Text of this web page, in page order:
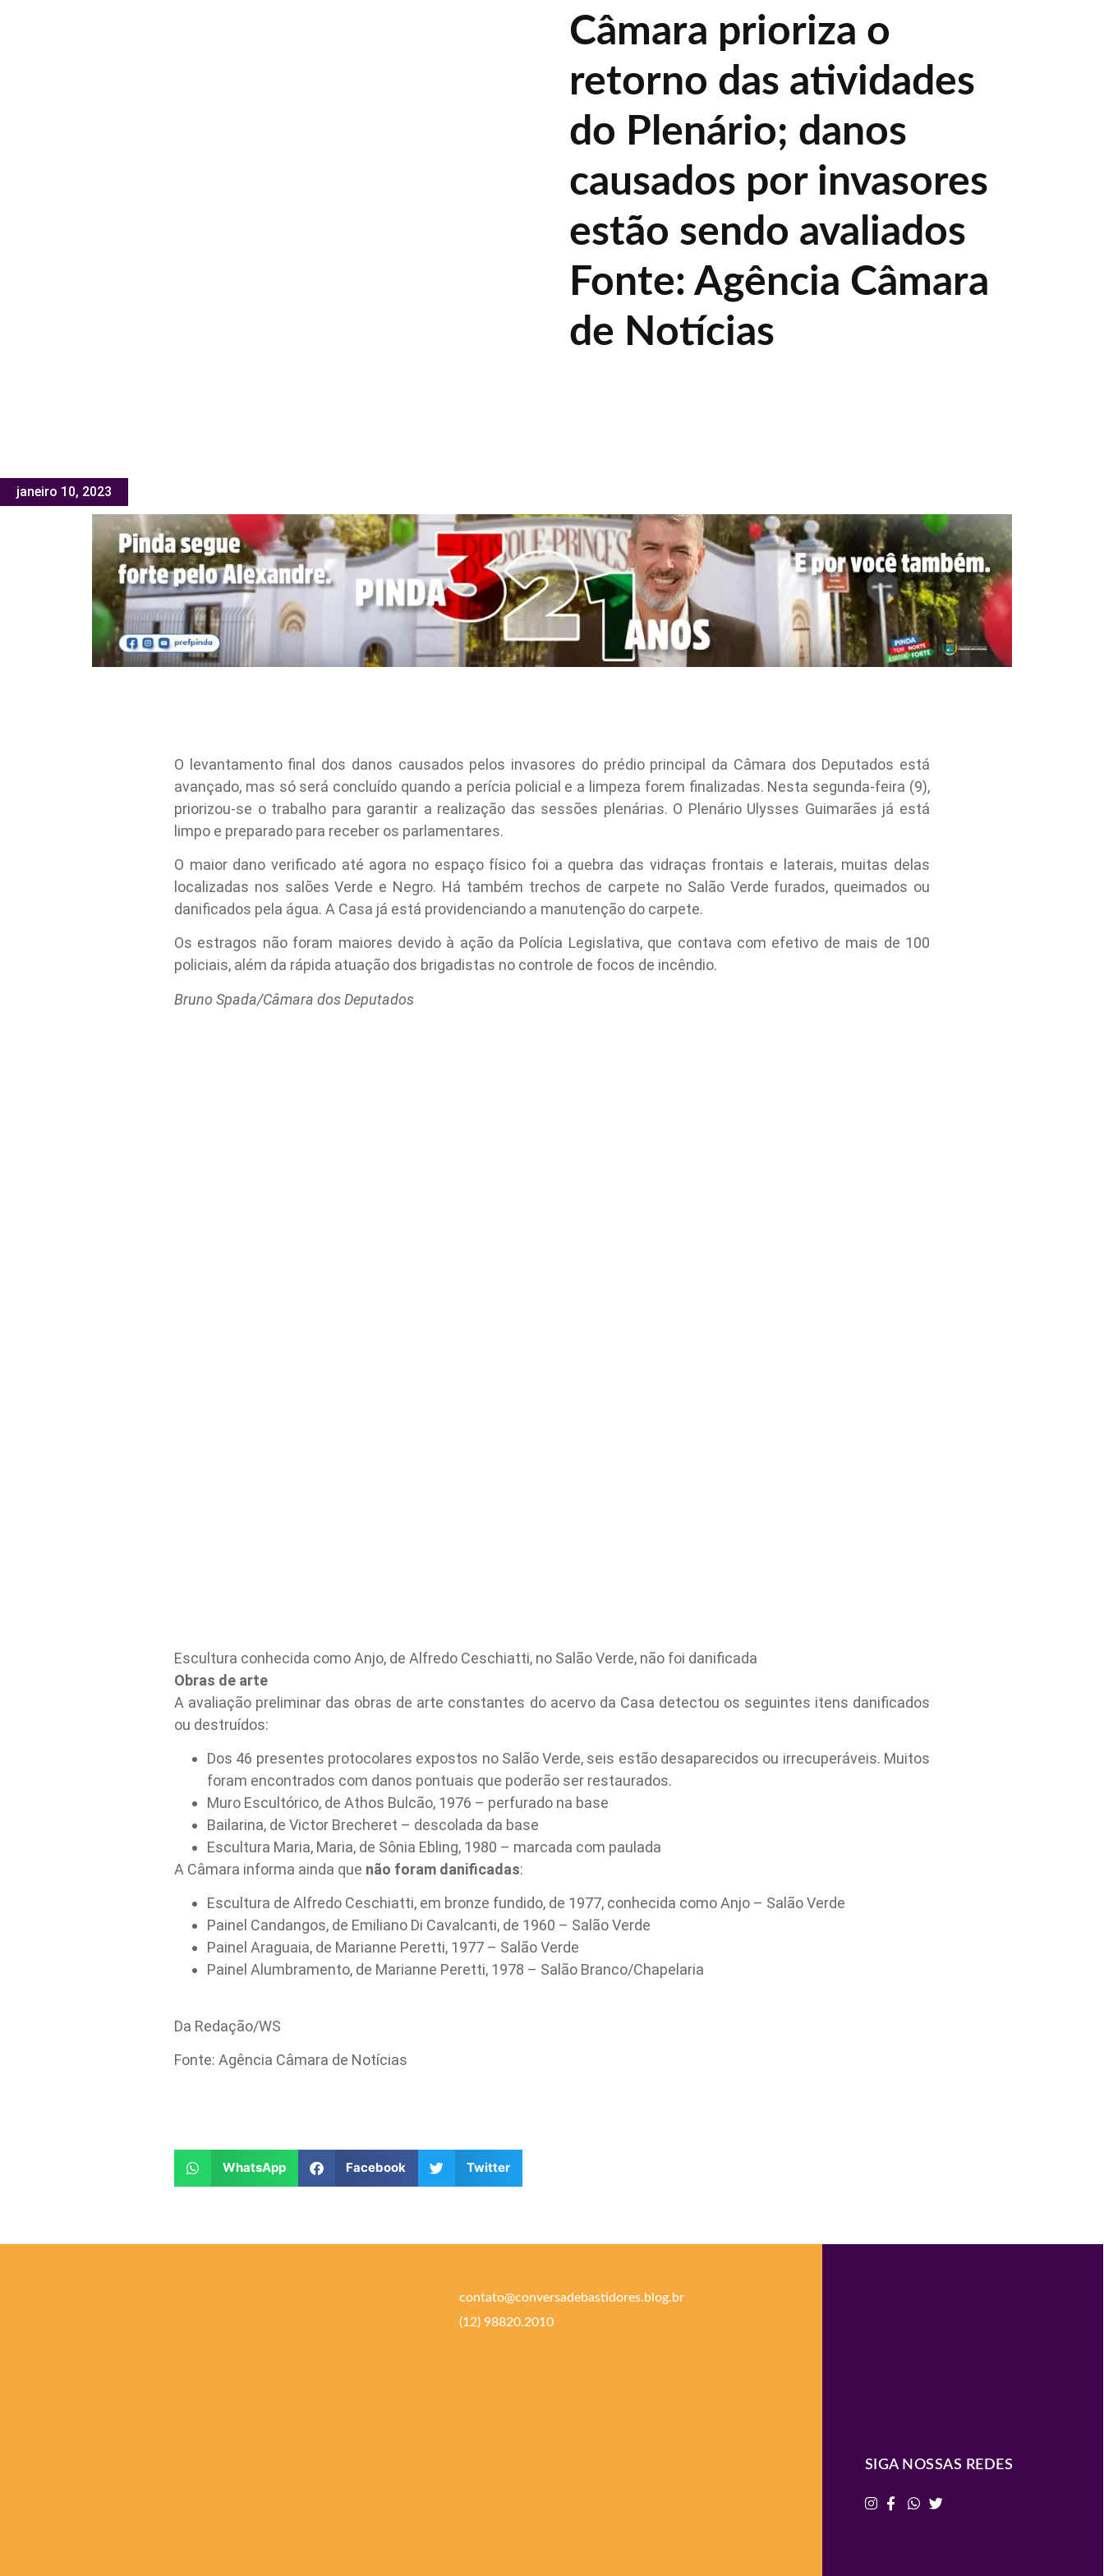
janeiro 10, 2023
Câmara prioriza o
retorno das atividades
do Plenário; danos
causados por invasores
estão sendo avaliados
Fonte: Agência Câmara
de Notícias
O levantamento final dos danos causados pelos invasores do prédio principal da Câmara dos Deputados está
avançado, mas só será concluído quando a perícia policial e a limpeza forem finalizadas. Nesta segunda-feira (9),
priorizou-se o trabalho para garantir a realização das sessões plenárias. O Plenário Ulysses Guimarães já está
limpo e preparado para receber os parlamentares.
O maior dano verificado até agora no espaço físico foi a quebra das vidraças frontais e laterais, muitas delas
localizadas nos salões Verde e Negro. Há também trechos de carpete no Salão Verde furados, queimados ou
danificados pela água. A Casa já está providenciando a manutenção do carpete.
Os estragos não foram maiores devido à ação da Polícia Legislativa, que contava com efetivo de mais de 100
policiais, além da rápida atuação dos brigadistas no controle de focos de incêndio.
Bruno Spada/Câmara dos Deputados
Escultura conhecida como Anjo, de Alfredo Ceschiatti, no Salão Verde, não foi danificada
Obras de arte
A avaliação preliminar das obras de arte constantes do acervo da Casa detectou os seguintes itens danificados
ou destruídos:
Dos 46 presentes protocolares expostos no Salão Verde, seis estão desaparecidos ou irrecuperáveis. Muitos
foram encontrados com danos pontuais que poderão ser restaurados.
Muro Escultórico, de Athos Bulcão, 1976 – perfurado na base
Bailarina, de Victor Brecheret – descolada da base
Escultura Maria, Maria, de Sônia Ebling, 1980 – marcada com paulada
A Câmara informa ainda que não foram danificadas:
Escultura de Alfredo Ceschiatti, em bronze fundido, de 1977, conhecida como Anjo – Salão Verde
Painel Candangos, de Emiliano Di Cavalcanti, de 1960 – Salão Verde
Painel Araguaia, de Marianne Peretti, 1977 – Salão Verde
Painel Alumbramento, de Marianne Peretti, 1978 – Salão Branco/Chapelaria​
Da Redação/WS
Fonte: Agência Câmara de Notícias
WhatsApp Facebook Twitter
contato@conversadebastidores.blog.br
(12) 98820.2010
SIGA NOSSAS REDES